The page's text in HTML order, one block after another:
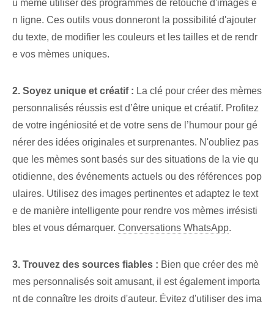
u même utiliser des programmes de retouche d'images e
n ligne. Ces outils vous donneront la possibilité d'ajouter
du texte, de modifier les couleurs et les tailles et de rendr
e vos mèmes uniques.
2. Soyez unique et créatif : La clé pour créer des mèmes
personnalisés réussis est d’être unique et créatif. Profitez
de votre ingéniosité et de votre sens de l’humour pour gé
nérer des idées originales et surprenantes. N'oubliez pas
que les mèmes sont basés sur des situations de la vie qu
otidienne, des événements actuels ou des références pop
ulaires. Utilisez des images pertinentes et adaptez le text
e de manière intelligente pour rendre vos mèmes irrésisti
bles et vous démarquer. Conversations WhatsApp.
3. Trouvez des sources fiables : Bien que créer des mè
mes personnalisés soit amusant, il est également importa
nt de connaître les droits d'auteur. Évitez d'utiliser des ima